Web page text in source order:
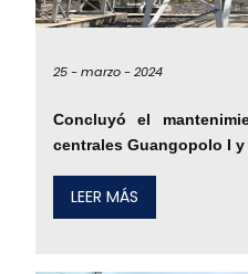
25 -marzo -2024
Concluyó el
centrales Guangopolo I y
LEER MÁS